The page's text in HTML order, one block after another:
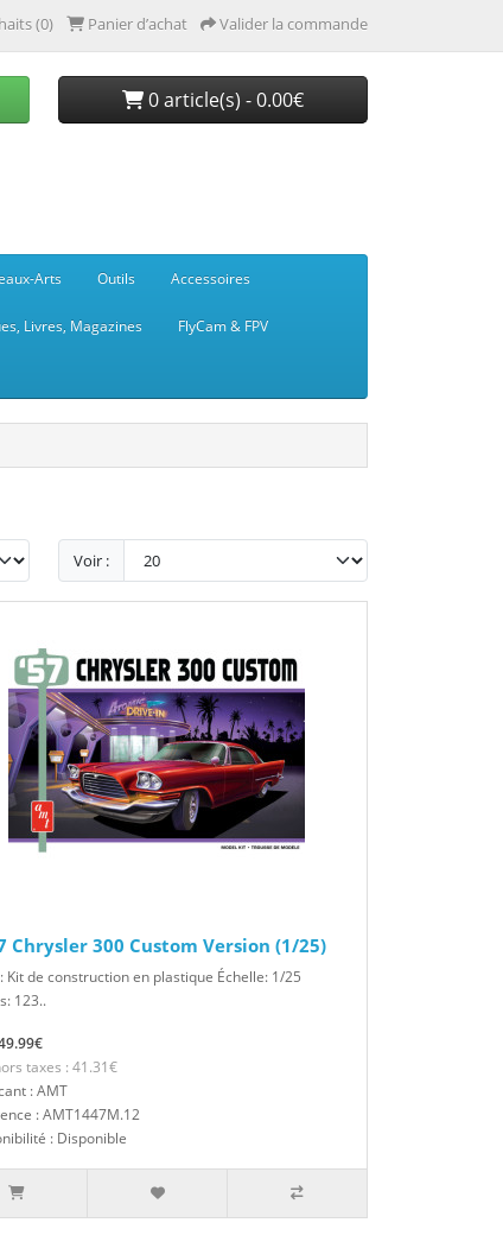
(0) Panier d’achat Valider la commande
0 article(s) - 0.00€
Arts Outils Accessoires
Livres, Magazines FlyCam & FPV
Voir :
Chrysler 300 Custom Version (1/25)
Kit de construction en plastique Échelle: 1/25
123..
taxes : 41.31€
: AMT
: AMT1447M.12
: Disponible